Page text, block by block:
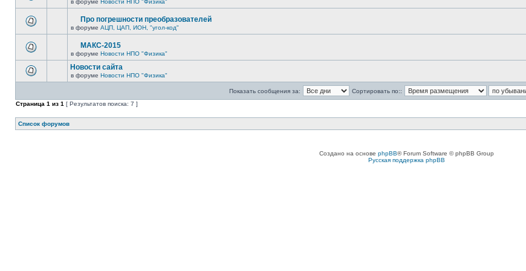
в форуме Новости НПО "Физика"
Про погрешности преобразователей
в форуме АЦП, ЦАП, ИОН, "угол-код"
МАКС-2015
в форуме Новости НПО "Физика"
Новости сайта
в форуме Новости НПО "Физика"
Показать сообщения за:
Сортировать по::
Страница 1 из 1 [ Результатов поиска: 7 ]
Список форумов
Создано на основе phpBB® Forum Software © phpBB Group
Русская поддержка phpBB